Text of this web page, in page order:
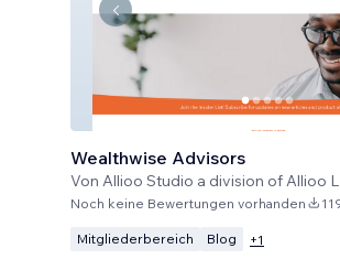
Wealthwise Advisors
Von Allioo Studio a division of Allioo
Noch keine Bewertungen vorhanden
Mitgliederbereich Blog +1